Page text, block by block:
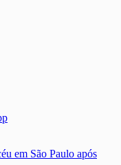
em São Paulo após